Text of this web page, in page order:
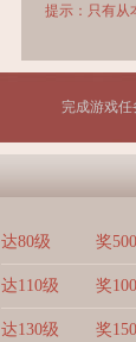
提示：只有从
完成游戏任
达80级 奖
达110级 奖
达130级 奖